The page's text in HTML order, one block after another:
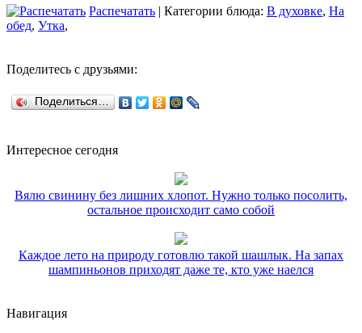
Распечатать | Категории блюда: В духовке, На
обед, Утка,
Поделитесь с друзьями:
Поделиться…
Интересное сегодня
Вялю свинину без лишних хлопот. Нужно только посолить,
остальное происходит само собой
Каждое лето на природу готовлю такой шашлык. На запах
шампиньонов приходят даже те, кто уже наелся
Навигация